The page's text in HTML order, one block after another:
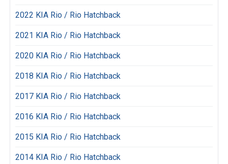
2022 KIA Rio / Rio Hatchback
2021 KIA Rio / Rio Hatchback
2020 KIA Rio / Rio Hatchback
2018 KIA Rio / Rio Hatchback
2017 KIA Rio / Rio Hatchback
2016 KIA Rio / Rio Hatchback
2015 KIA Rio / Rio Hatchback
2014 KIA Rio / Rio Hatchback